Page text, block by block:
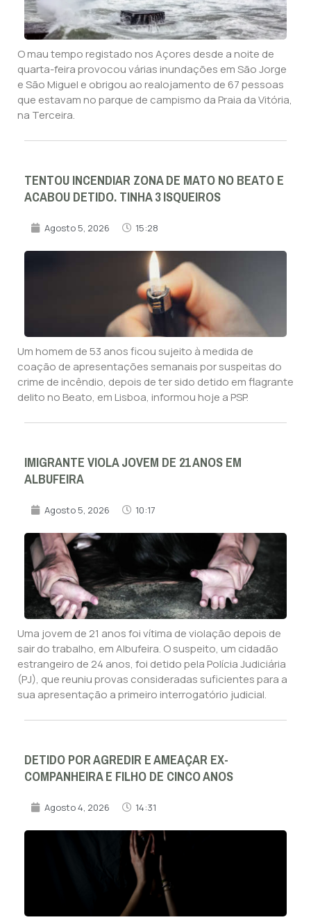
O mau tempo registado nos Açores desde a noite de
quarta-feira provocou várias inundações em São Jorge
e São Miguel e obrigou ao realojamento de 67 pessoas
que estavam no parque de campismo da Praia da Vitória,
na Terceira.
TENTOU INCENDIAR ZONA DE MATO NO BEATO E
ACABOU DETIDO. TINHA 3 ISQUEIROS
Agosto 5, 2026 15:28
Um homem de 53 anos ficou sujeito à medida de
coação de apresentações semanais por suspeitas do
crime de incêndio, depois de ter sido detido em flagrante
delito no Beato, em Lisboa, informou hoje a PSP.
IMIGRANTE VIOLA JOVEM DE 21 ANOS EM
ALBUFEIRA
Agosto 5, 2026 10:17
Uma jovem de 21 anos foi vítima de violação depois de
sair do trabalho, em Albufeira. O suspeito, um cidadão
estrangeiro de 24 anos, foi detido pela Polícia Judiciária
(PJ), que reuniu provas consideradas suficientes para a
sua apresentação a primeiro interrogatório judicial.
DETIDO POR AGREDIR E AMEAÇAR EX-
COMPANHEIRA E FILHO DE CINCO ANOS
Agosto 4, 2026 14:31